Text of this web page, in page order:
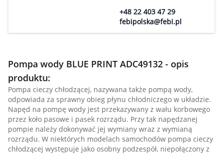
+48 22 403 47 29
febipolska@febi.pl
Pompa wody BLUE PRINT ADC49132 - opis
produktu:
Pompa cieczy chłodzącej, nazywana także pompą wody,
odpowiada za sprawny obieg płynu chłodniczego w układzie.
Napęd na pompę wody jest przekazywany z wału korbowego
przez koło pasowe i pasek rozrządu. Przy tak napędzanej
pompie należy dokonywać jej wymiany wraz z wymianą
rozrządu. W niektórych modelach samochodów pompa cieczy
chłodzącej występuje jako osobny podzespół, niepołączony z